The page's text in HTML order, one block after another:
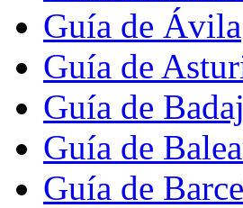
Guía de Ávila
Guía de
Guía de
Guía de
Guía de